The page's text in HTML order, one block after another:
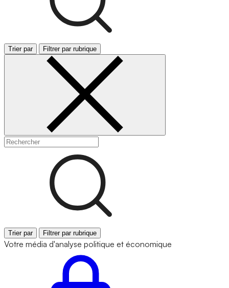
Trier par Filtrer par rubrique
Trier par Filtrer par rubrique
Votre média d'analyse politique et économique